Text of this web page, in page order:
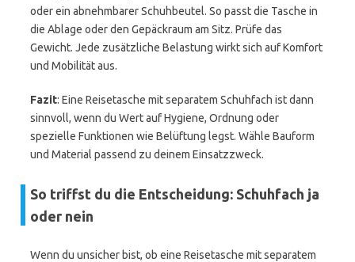
oder ein abnehmbarer Schuhbeutel. So passt die Tasche in
die Ablage oder den Gepäckraum am Sitz. Prüfe das
Gewicht. Jede zusätzliche Belastung wirkt sich auf Komfort
und Mobilität aus.
Fazit: Eine Reisetasche mit separatem Schuhfach ist dann
sinnvoll, wenn du Wert auf Hygiene, Ordnung oder
spezielle Funktionen wie Belüftung legst. Wähle Bauform
und Material passend zu deinem Einsatzzweck.
So triffst du die Entscheidung: Schuhfach ja
oder nein
Wenn du unsicher bist, ob eine Reisetasche mit separatem